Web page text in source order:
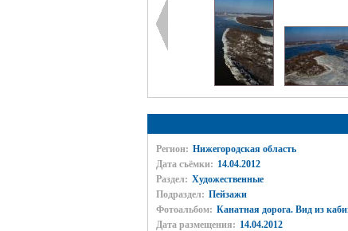
Регион: Нижегородская область
Дата съёмки: 14.04.2012
Раздел: Художественные
Подраздел: Пейзажи
Фотоальбом: Канатная дорога. Вид из
Дата размещения: 14.04.2012